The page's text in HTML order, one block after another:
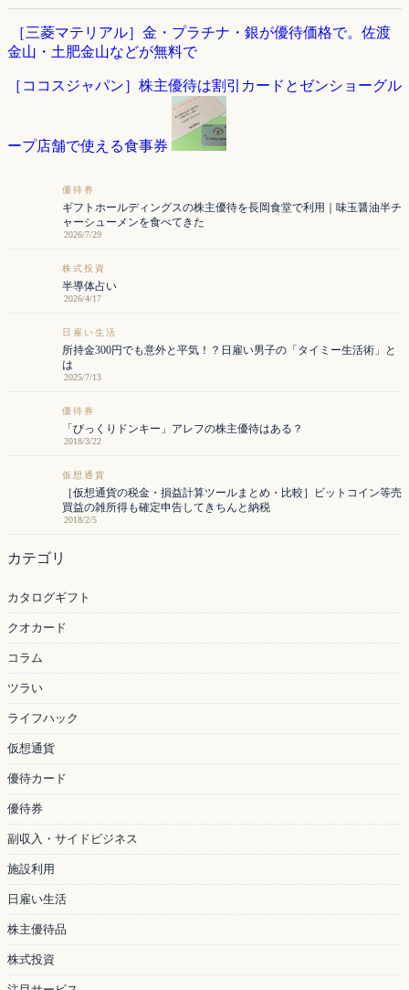
［三菱マテリアル］金・プラチナ・銀が優待価格で。佐渡
金山・土肥金山などが無料で
［ココスジャパン］株主優待は割引カードとゼンショーグル
ープ店舗で使える食事券
優待券
ギフトホールディングスの株主優待を長岡食堂で利用｜味玉醤油半チ
ャーシューメンを食べてきた
2026/7/29
株式投資
半導体占い
2026/4/17
日雇い生活
所持金300円でも意外と平気！？日雇い男子の「タイミー生活術」と
は
2025/7/13
優待券
「びっくりドンキー」アレフの株主優待はある？
2018/3/22
仮想通貨
［仮想通貨の税金・損益計算ツールまとめ・比較］ビットコイン等売
買益の雑所得も確定申告してきちんと納税
2018/2/5
カテゴリ
カタログギフト
クオカード
コラム
ツラい
ライフハック
仮想通貨
優待カード
優待券
副収入・サイドビジネス
施設利用
日雇い生活
株主優待品
株式投資